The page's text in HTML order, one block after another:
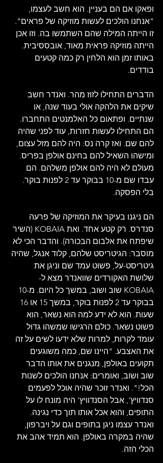
ופאקו אם הם בעניין. הוא חשב לעצמו,
"אנחנו הולכים לעשות מוזיקה של פראים".
זו הייתה המילה שהם השתמשו בה. וזו אכן
הייתה מוזיקה פראית מאוד, אובססיבית.
באותו זמן הוא הלחין רק כמה קטעים
בודדים.
הדברים התחילו לזוז מהר. ואנדר חשב
שיקים את הלהקה אולי בעוד שנה, או
שנתיים. ופתאום כל האלמנטים התחברו.
הם התחילו לעשות חזרות, עוד לפני שהיה
להם שם. ואז קרה נס: היה להם מזל עצום,
ומישהו השאיל להם בחינם אולפן בפריס.
מעולם לא היה להם אולפן משלהם. הם
עבדו שם מ-10 בבוקר עד 2 לפנות בוקר.
בלי הפסקה.
הם ניגנו בעיקר את המוזיקה של פרעה
סנדרס. רק קטע אחד. ואת KOBAIA (השיר
שיפתח את אלבום הבכורה). והדבר הכי לא
מוסבר: הגיטריסט שלהם, קלוד אנגל, שהיה
גיטריסט-על, פשוט עמד שם וניגן את
שלושת האקורדים שוואנדר מצא ל-
שעות. הוא לא ידע למה הוא נשאר, הוא
פשוט נשאר. כולם הרגישו שמשהו גדול
עומד לקרות, למרות שלא ידעו לשים על זה
את האצבע. "היינו שם, כמה משוגעים
תקועים באולפן, מנגנים את אותו הדבר
שוב ושוב, ואומרים: אנחנו הולכים לשנות
הכל!". ואנדר זוכר שהיה אוכל לפעמים
סנדוויץ', אבל הסנדוויץ' היה מונח לו על
התופים, והוא אכל אותו תוך כדי נגינה.
ואנדר עצמו ניגן בתופים וגם על ויברפון,
שהיה במקרה באולפן. הוא תמיד אהב את
הכלי הזה.